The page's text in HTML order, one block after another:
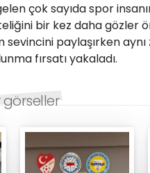
çok sayıda spor
bir kez daha gözler
paylaşırken
fırsatı yakaladı.